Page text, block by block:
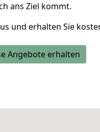
ans Ziel kommt.
und erhalten Sie
Angebote erhalten